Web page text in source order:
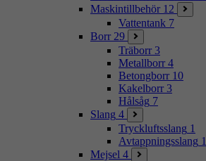
Maskintillbehör 12
Vattentank 7
Borr 29
Träborr 3
Metallborr 4
Betongborr 10
Kakelborr 3
Hålsåg 7
Slang 4
Tryckluftsslang 1
Avtappningsslang 1
Mejsel 4